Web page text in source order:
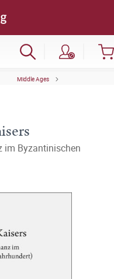
Middle Ages
im Byzantinischen